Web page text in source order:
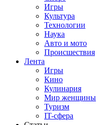
Игры
Культура
Технологии
Наука
Авто и мото
Происшествия
Лента
Игры
Кино
Кулинария
Мир женщины
Туризм
IT-сфера